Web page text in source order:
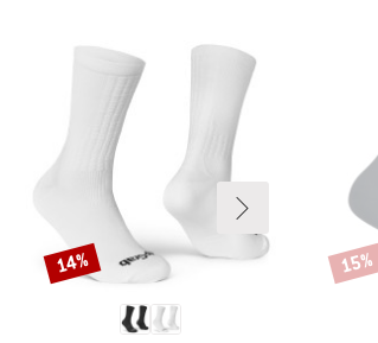
Sconto
14% 15%